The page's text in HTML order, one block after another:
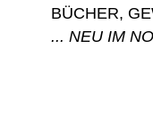
... NEU IM